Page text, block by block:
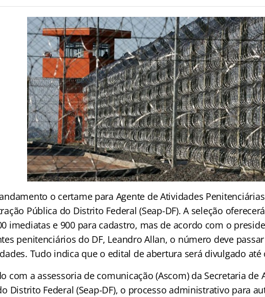
o certame para Agente de Atividades
Pública do Distrito Federal (Seap-DF). A seleção
imediatas e 900 para cadastro, mas de acordo com o
penitenciários do DF, Leandro Allan, o número deve
Tudo indica que o edital de abertura será divulgado
com a assessoria de comunicação (Ascom) da Secretaria de
Distrito Federal (Seap-DF), o processo administrativo para